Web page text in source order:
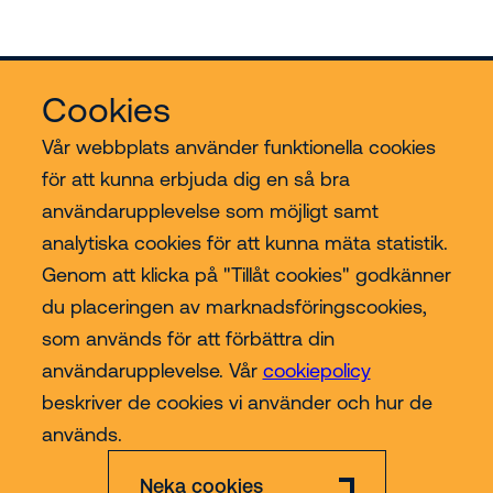
Cookies
Vår webbplats använder funktionella cookies
för att kunna erbjuda dig en så bra
användarupplevelse som möjligt samt
analytiska cookies för att kunna mäta statistik.
Genom att klicka på "Tillåt cookies" godkänner
du placeringen av marknadsföringscookies,
som används för att förbättra din
användarupplevelse. Vår cookiepolicy
beskriver de cookies vi använder och hur de
används.
Neka cookies
Riwal
Branscher
Contact
Mer